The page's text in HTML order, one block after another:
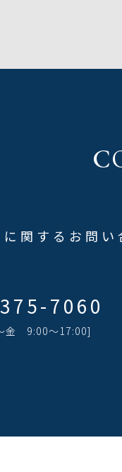
関するお問い
7060
9:00〜17:00]